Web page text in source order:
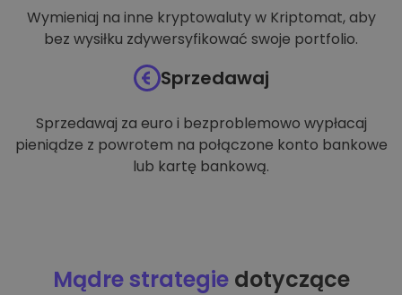
Wymieniaj na inne kryptowaluty w Kriptomat, aby
bez wysiłku zdywersyfikować swoje portfolio.
Sprzedawaj
Sprzedawaj za euro i bezproblemowo wypłacaj
pieniądze z powrotem na połączone konto bankowe
lub kartę bankową.
Mądre strategiedotyczące